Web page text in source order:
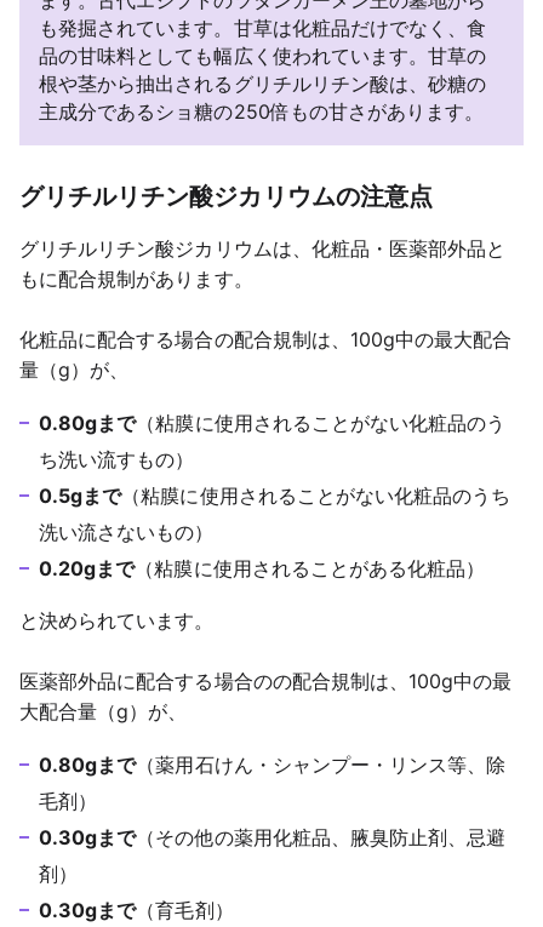
も発掘されています。甘草は化粧品だけでなく、食
品の甘味料としても幅広く使われています。甘草の
根や茎から抽出されるグリチルリチン酸は、砂糖の
主成分であるショ糖の250倍もの甘さがあります。
グリチルリチン酸ジカリウムの注意点
グリチルリチン酸ジカリウムは、化粧品・医薬部外品と
もに配合規制があります。
化粧品に配合する場合の配合規制は、100g中の最大配合
量（g）が、
0.80gまで（粘膜に使用されることがない化粧品のう
0.5gまで（粘膜に使用されることがない化粧品のうち
洗い流さないもの）
0.20gまで（粘膜に使用されることがある化粧品）
と決められています。
医薬部外品に配合する場合のの配合規制は、100g中の最
大配合量（g）が、
0.80gまで（薬用石けん・シャンプー・リンス等、除
毛剤）
0.30gまで（その他の薬用化粧品、腋臭防止剤、忌避
剤）
0.30gまで（育毛剤）